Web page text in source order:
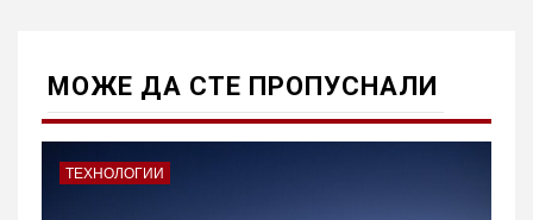
МОЖE ДА СТЕ ПРОПУСНАЛИ
ТЕХНОЛОГИИ